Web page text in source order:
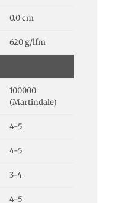
0.0 cm
620 g/lfm
100000
(Martindale)
4-5
4-5
3-4
4-5